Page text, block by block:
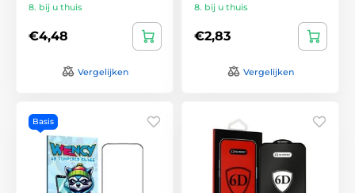
8. bij u thuis
€4,48
Vergelijken
8. bij u thuis
€2,83
Vergelijken
Basis